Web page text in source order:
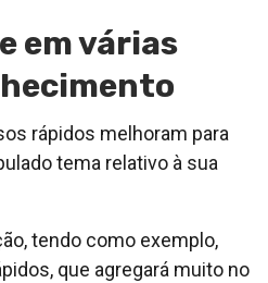
em várias
rápidos melhoram para
tema relativo à sua
tendo como exemplo,
que agregará muito no